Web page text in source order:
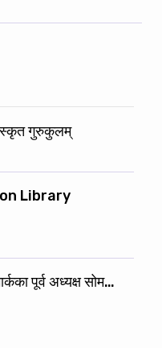
गुरुकुलम्
Library
पूर्व अध्यक्ष सोम…